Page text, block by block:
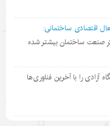
اقتصادی ساختمانی:
در صنعت ساختمان بیشتر شده
آزادی را با آخرین فناوری‌ها